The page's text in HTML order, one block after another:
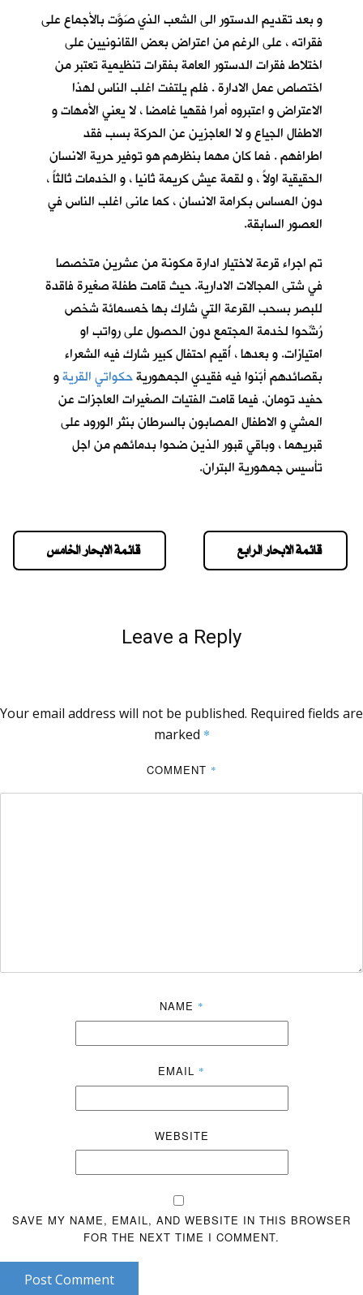
و بعد تقديم الدستور الى الشعب الذي صَوَّت بالأجماع على
فقراته ، على الرغم من اعتراض بعض القانونيين على
اختلاط فقرات الدستور العامة بفقرات تنظيمية تعتبر من
اختصاص عمل الادارة . فلم يلتفت اغلب الناس لهذا
الاعتراض و اعتبروه أمرا فقهيا غامضا ، لا يعني الأمهات و
الاطفال الجياع و لا العاجزين عن الحركة بسب فقد
اطرافهم . فما كان مهما بنظرهم هو توفير حرية الانسان
الحقيقية اولاً ، و لقمة عيش كريمة ثانيا ، و الخدمات ثالثاً ،
دون المساس بكرامة الانسان ، كما عانى اغلب الناس في
العصور السابقة.
تم اجراء قرعة لاختيار ادارة مكونة من عشرين متخصصا
في شتى المجالات الادارية. حيث قامت طفلة صغيرة فاقدة
للبصر بسحب القرعة التي شارك بها خمسمائة شخص
رُشِّحوا لخدمة المجتمع دون الحصول على رواتب او
امتيازات. و بعدها ، أُقيم احتفال كبير شارك فيه الشعراء
بقصائدهم أبّنوا فيه فقيدي الجمهوريةحكواتي القريةو
حفيد تومان. فيما قامت الفتيات الصغيرات العاجزات عن
المشي و الاطفال المصابون بالسرطان بنثر الورود على
قبريهما ، وباقي قبور الذين ضحوا بدمائهم من اجل
تأسيس جمهورية البتران.
قائمة الابحار الخامس قائمة الابحار الرابع
Leave a Reply
Your email address will not be published. Required fields are
marked *
COMMENT *
NAME *
EMAIL *
WEBSITE
SAVE MY NAME, EMAIL, AND WEBSITE IN THIS BROWSER
FOR THE NEXT TIME I COMMENT.
Post Comment